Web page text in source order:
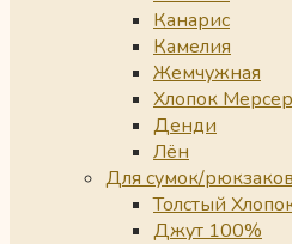
Канарис
Камелия
Жемчужная
Хлопок
Денди
Лён
Для сумок/рюкзаков
Толстый
Джут 100%